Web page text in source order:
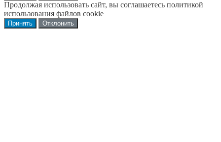
Продолжая использовать сайт, вы соглашаетесь политикой
использования файлов cookie
Принять Отклонить